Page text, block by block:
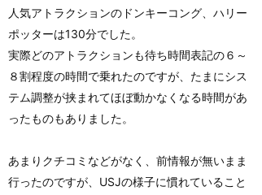
人気アトラクションのドンキーコング、ハリー
ポッターは130分でした。
実際どのアトラクションも待ち時間表記の６～
８割程度の時間で乗れたのですが、たまにシス
テム調整が挟まれてほぼ動かなくなる時間があ
ったものもありました。
あまりクチコミなどがなく、前情報が無いまま
行ったのですが、USJの様子に慣れていること